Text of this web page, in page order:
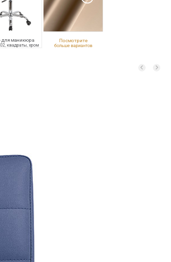
для маникюра
квадраты, хром
Посмотрите
больше вариантов